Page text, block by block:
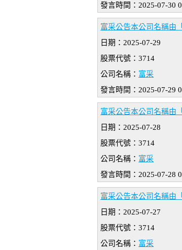
發言時間：2025-07-30
富采公告本公司名稱由
日期：2025-07-29
股票代號：3714
公司名稱： 富采
發言時間：2025-07-29
富采公告本公司名稱由
日期：2025-07-28
股票代號：3714
公司名稱： 富采
發言時間：2025-07-28
富采公告本公司名稱由
日期：2025-07-27
股票代號：3714
公司名稱： 富采